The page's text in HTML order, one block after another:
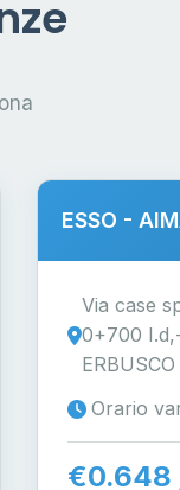
ESSO -
Via case
0+700
ERBUSCO
Orario
€0.648